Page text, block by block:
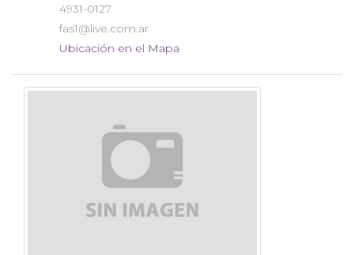
4931-0127
fas1@live.com.ar
Ubicación en el Mapa